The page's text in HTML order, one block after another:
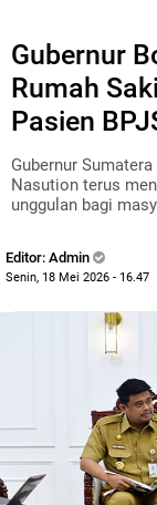
Gubernur
Rumah
Pasien
Gubernur
Nasution terus
unggulan bagi
Editor: Admin
Senin, 18 Mei 2026 - 16.47